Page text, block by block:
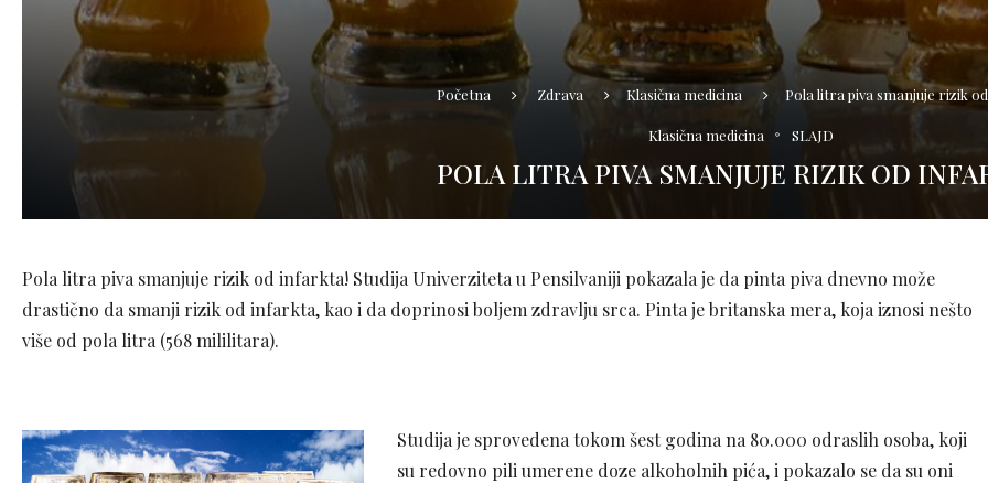
Početna Zdrava Klasična medicina Pola litra piva smanjuje rizik
Klasična medicina SLAJD
POLA LITRA PIVA SMANJUJE RIZIK OD
Pola litra piva smanjuje rizik od infarkta! Studija Univerziteta u Pensilvaniji pokazala je da pinta piva dnevno može
drastično da smanji rizik od infarkta, kao i da doprinosi boljem zdravlju srca. Pinta je britanska mera, koja iznosi nešto
više od pola litra (568 mililitara).
Studija je sprovedena tokom šest godina na 80.000 odraslih osoba, koji
su redovno pili umerene doze alkoholnih pića, i pokazalo se da su oni